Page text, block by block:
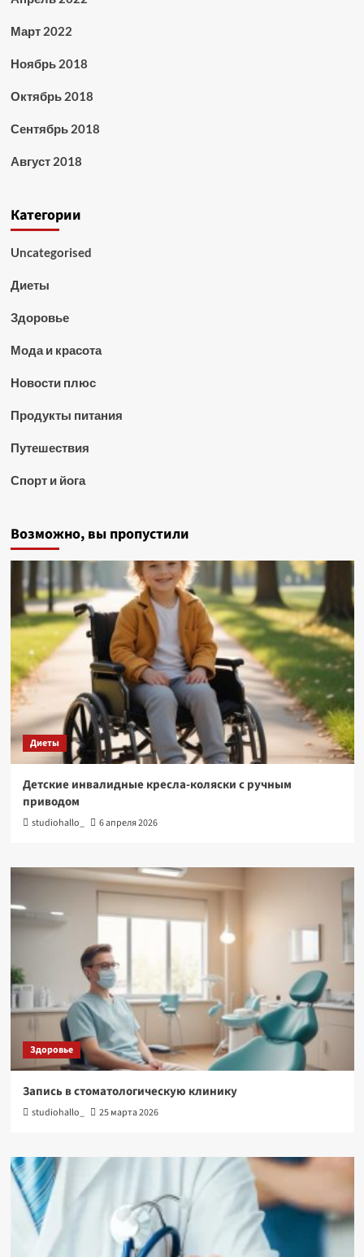
Март 2022
Ноябрь 2018
Октябрь 2018
Сентябрь 2018
Август 2018
Категории
Uncategorised
Диеты
Здоровье
Мода и красота
Новости плюс
Продукты питания
Путешествия
Спорт и йога
Возможно, вы пропустили
Диеты
Детские инвалидные кресла-коляски с ручным
приводом
studiohallo_ 6 апреля 2026
Здоровье
Запись в стоматологическую клинику
studiohallo_ 25 марта 2026